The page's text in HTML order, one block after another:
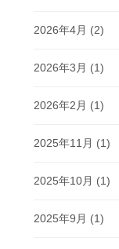
2026年4月 (2)
2026年3月 (1)
2026年2月 (1)
2025年11月 (1)
2025年10月 (1)
2025年9月 (1)